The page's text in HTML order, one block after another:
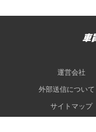
運営会社
外部送信について
サイトマップ